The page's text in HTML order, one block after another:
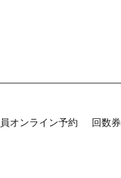
オンライン予約 回数券